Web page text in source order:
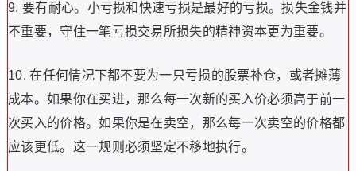
9. 要有耐心。小亏损和快速亏损是最好的亏损。损失金钱并
不重要，守住一笔亏损交易所损失的精神资本更为重要。
10. 在任何情况下都不要为一只亏损的股票补仓，或者摊薄
成本。如果你在买进，那么每一次新的买入价必须高于前一
次买入的价格。如果你是在卖空，那么每一次卖空的价格都
应该更低。这一规则必须坚定不移地执行。